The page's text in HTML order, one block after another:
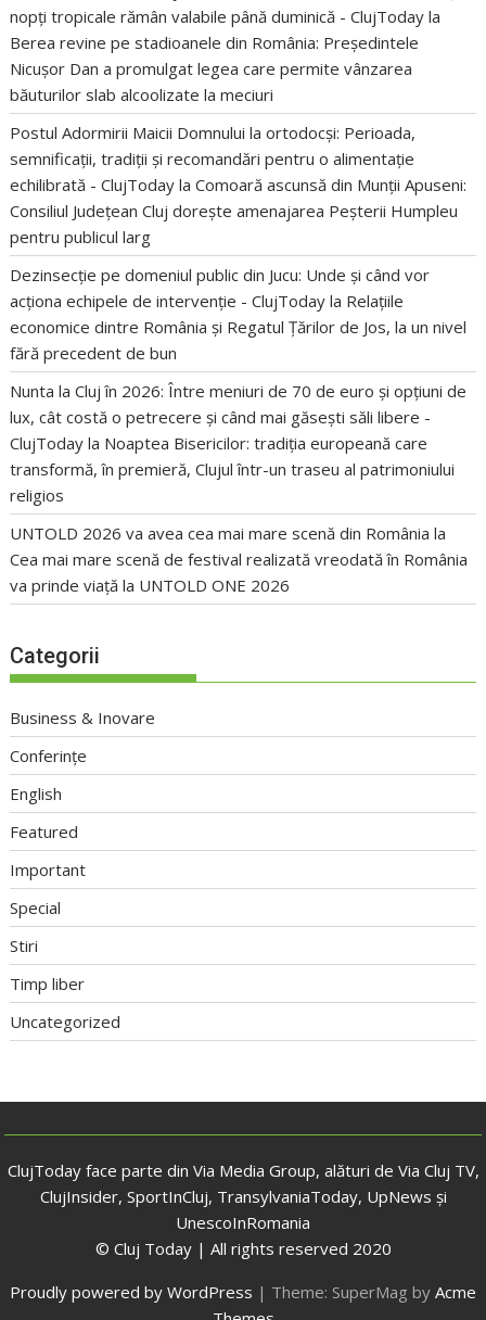
nopți tropicale rămân valabile până duminică - ClujToday la
Berea revine pe stadioanele din România: Președintele
Nicușor Dan a promulgat legea care permite vânzarea
băuturilor slab alcoolizate la meciuri
Postul Adormirii Maicii Domnului la ortodocși: Perioada,
semnificații, tradiții și recomandări pentru o alimentație
echilibrată - ClujToday laComoară ascunsă din Munții Apuseni:
Consiliul Județean Cluj dorește amenajarea Peșterii Humpleu
pentru publicul larg
Dezinsecție pe domeniul public din Jucu: Unde și când vor
acționa echipele de intervenție - ClujToday la Relațiile
economice dintre România și Regatul Țărilor de Jos, la un nivel
fără precedent de bun
Nunta la Cluj în 2026: Între meniuri de 70 de euro și opțiuni de
lux, cât costă o petrecere și când mai găsești săli libere -
ClujToday la Noaptea Bisericilor: tradiția europeană care
transformă, în premieră, Clujul într-un traseu al patrimoniului
religios
UNTOLD 2026 va avea cea mai mare scenă din România la
Cea mai mare scenă de festival realizată vreodată în România
va prinde viață la UNTOLD ONE 2026
Categorii
Business & Inovare
Conferințe
English
Featured
Important
Special
Stiri
Timp liber
Uncategorized
ClujToday face parte din Via Media Group, alături de Via Cluj TV,
ClujInsider, SportInCluj, TransylvaniaToday, UpNews și
UnescoInRomania
© Cluj Today | All rights reserved 2020
Proudly powered by WordPress | Theme: SuperMag by Acme